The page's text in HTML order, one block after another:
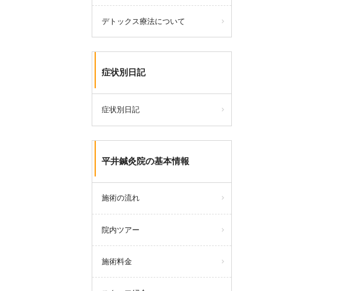
デトックス療法について
症状別日記
症状別日記
平井鍼灸院の基本情報
施術の流れ
院内ツアー
施術料金